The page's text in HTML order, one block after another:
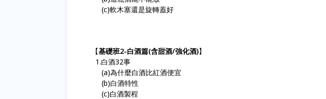
(c)軟木塞還是旋轉蓋好
【基礎班2-白酒篇(含甜酒/強化酒)】
1.白酒32事
(a)為什麼白酒比紅酒便宜
(b)白酒特性
(c)白酒製程